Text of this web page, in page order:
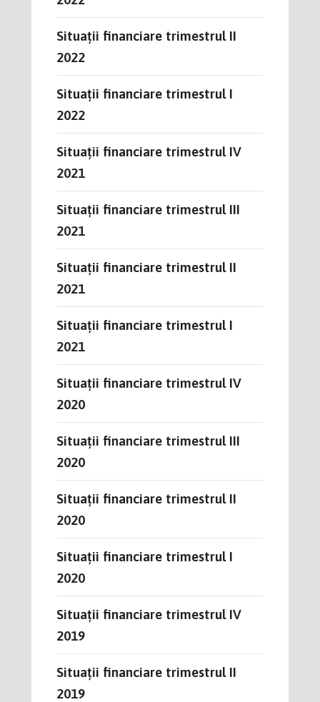
Situații financiare trimestrul II
2022
Situații financiare trimestrul I
2022
Situații financiare trimestrul IV
2021
Situații financiare trimestrul III
2021
Situații financiare trimestrul II
2021
Situații financiare trimestrul I
2021
Situații financiare trimestrul IV
2020
Situații financiare trimestrul III
2020
Situații financiare trimestrul II
2020
Situații financiare trimestrul I
2020
Situații financiare trimestrul IV
2019
Situații financiare trimestrul II
2019